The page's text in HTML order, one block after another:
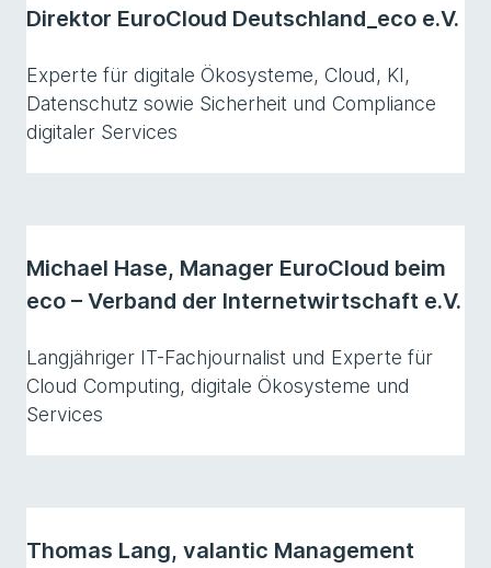
Direktor EuroCloud Deutschland_eco e.V.
Experte für digitale Ökosysteme, Cloud, KI,
Datenschutz sowie Sicherheit und Compliance
digitaler Services
Michael Hase, Manager EuroCloud beim
eco – Verband der Internetwirtschaft e.V.
Langjähriger IT-Fachjournalist und Experte für
Cloud Computing, digitale Ökosysteme und
Services
Thomas Lang, valantic Management